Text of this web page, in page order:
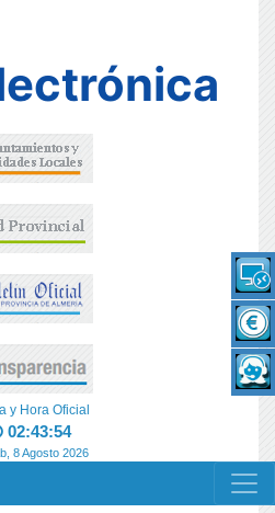
y Hora Oficial
02:43:54
8 Agosto 2026